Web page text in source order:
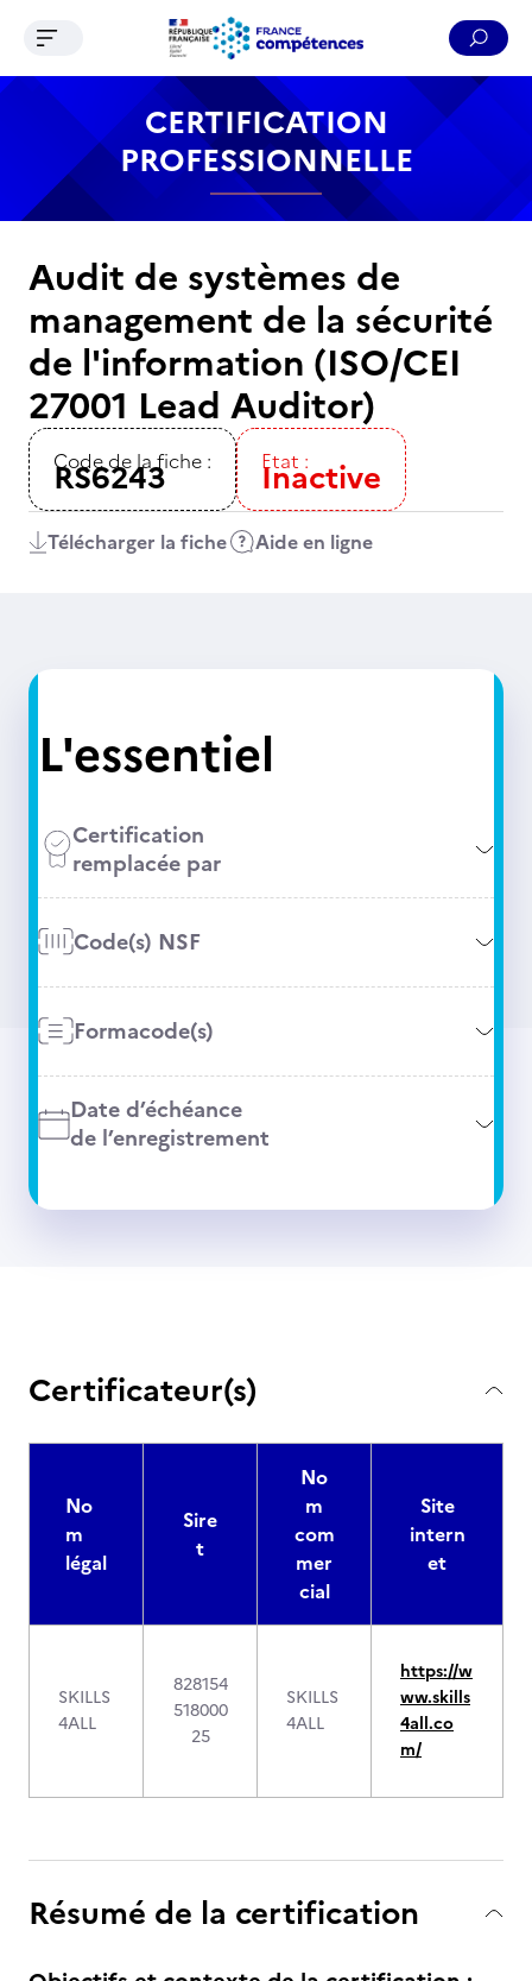
Contenu Recherche Menu Pied de page
Ouvrir le menu de navigation
CERTIFICATION
PROFESSIONNELLE
Audit de systèmes de
management de la sécurité
de l'information (ISO/CEI
27001 Lead Auditor)
Code de la fiche :
RS6243 Etat :
Inactive
Télécharger la fiche Aide en ligne
L'essentiel
Certification
remplacée par
Code(s) NSF
Formacode(s)
Date d’échéance
de l’enregistrement
Certificateur(s)
No
m
légal
Sire
t
No
m
com
mer
cial
Site
intern
et
SKILLS
4ALL
828154
518000
25
SKILLS
4ALL
https://w
ww.skills
4all.co
m/
Résumé de la certification